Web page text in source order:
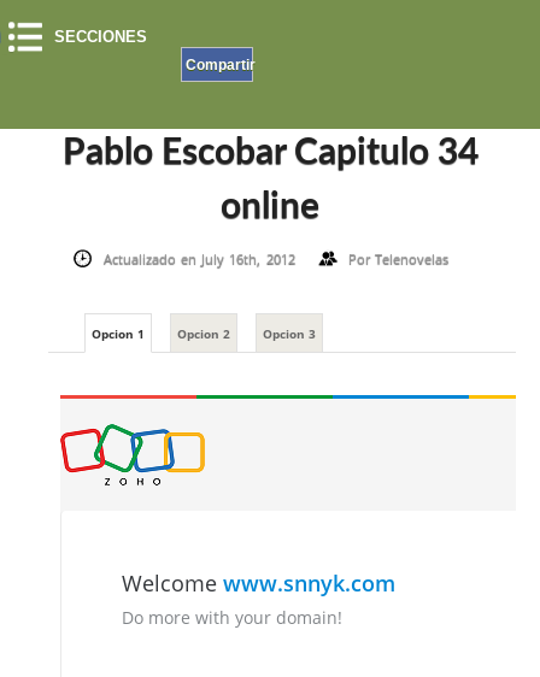
SECCIONES
Compartir
EL PATRON DEL MAL»PABLO ESCOBAR CAPITULO 34 ONLINE
Pablo Escobar Capitulo 34
online
Actualizado en July 16th, 2012 Por Telenovelas
Opcion 1 Opcion 2 Opcion 3